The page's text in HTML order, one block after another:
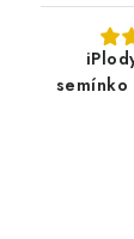
semínko